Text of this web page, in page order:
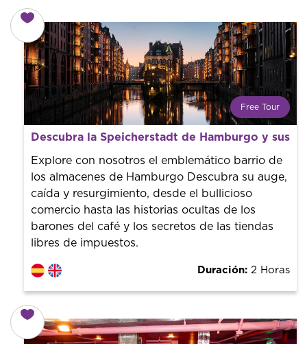
Free Tour
¿Qué es un FREE TOUR?
Tendencia mundial en rutas turísticas. Reserva sin coste
con un guía profesional. ¡El precio es libre! Por lo que al
finalizar la experiencia tú le pones el precio.
Descubra la Speicherstadt de Hamburgo y sus
Explore con nosotros el emblemático barrio de
los almacenes de Hamburgo Descubra su auge,
caída y resurgimiento, desde el bullicioso
comercio hasta las historias ocultas de los
barones del café y los secretos de las tiendas
libres de impuestos.
Duración: 2 Horas